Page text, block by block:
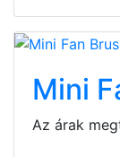
Mini
Az árak